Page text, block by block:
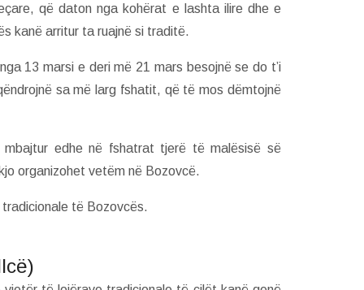
që daton nga kohërat e lashta ilire dhe e
kanë arritur ta ruajnë si traditë.
13 marsi e deri më 21 mars besojnë se do t’i
sa më larg fshatit, që të mos dëmtojnë
edhe në fshatrat tjerë të malësisë së
organizohet vetëm në Bozovcë.
të Bozovcës.